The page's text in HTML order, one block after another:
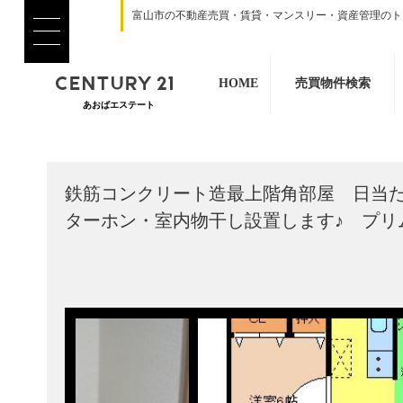
富山市の不動産売買・賃貸・マンスリー・資産管理の
あおばエステート
HOME 売買物件検索
鉄筋コンクリート造最上階角部屋 日当
ターホン・室内物干し設置します♪ プ